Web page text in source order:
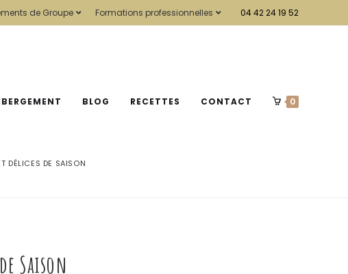
de Groupe Formations professionnelles 04 42 24 19 52
BLOG RECETTES CONTACT 0
DÉLICES DE SAISON
Saison